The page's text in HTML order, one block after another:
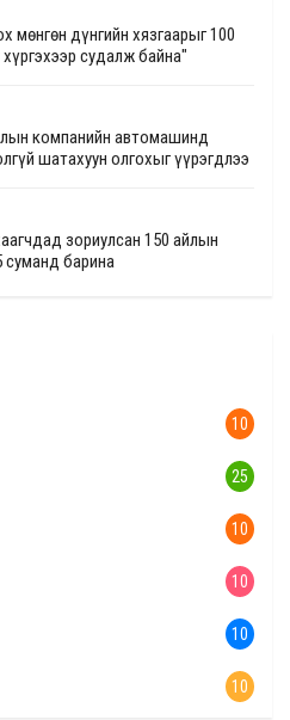
мөнгөн дүнгийн хязгаарыг 100
хүргэхээр судалж байна"
компанийн автомашинд
шатахуун олгохыг үүрэгдлээ
зориулсан 150 айлын
суманд барина
10
25
10
10
10
10